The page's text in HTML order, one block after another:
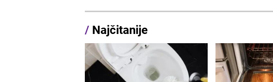
/ Najčitanije